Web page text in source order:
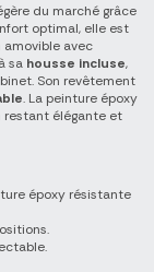
du marché grâce
optimal, elle est
amovible avec
sa housse incluse,
Son revêtement
. La peinture époxy
restant élégante et
époxy résistante